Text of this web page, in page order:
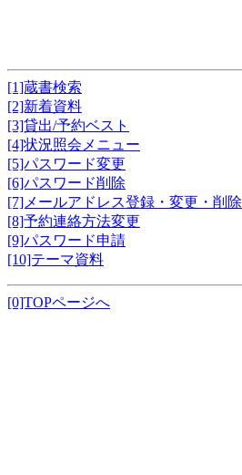
[1]蔵書検索
[2]新着資料
[3]貸出/予約ベスト
[4]状況照会メニュー
[5]パスワード変更
[6]パスワード削除
[7]メールアドレス登録・変更・削除
[8]予約連絡方法変更
[9]パスワード申請
[10]テーマ資料
[0]TOPページへ